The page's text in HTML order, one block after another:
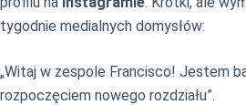
tygodnie medialnych domysłów:
„Witaj w zespole Francisco! Jestem
rozpoczęciem nowego rozdziału”.